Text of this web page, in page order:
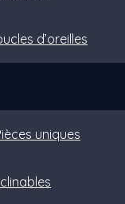
d’oreilles
uniques